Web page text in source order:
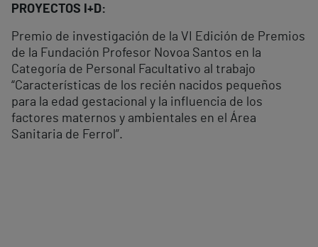
PROYECTOS I+D:
Premio de investigación de la VI Edición de Premios
de la Fundación Profesor Novoa Santos en la
Categoría de Personal Facultativo al trabajo
“Características de los recién nacidos pequeños
para la edad gestacional y la influencia de los
factores maternos y ambientales en el Área
Sanitaria de Ferrol”.